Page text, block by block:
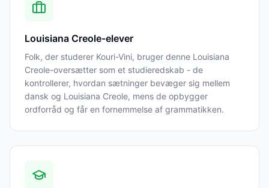
Louisiana Creole-elever
Folk, der studerer Kouri-Vini, bruger denne Louisiana
Creole-oversætter som et studieredskab - de
kontrollerer, hvordan sætninger bevæger sig mellem
dansk og Louisiana Creole, mens de opbygger
ordforråd og får en fornemmelse af grammatikken.